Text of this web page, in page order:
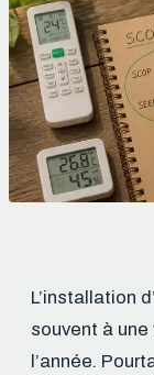
L’installation
souvent à
l’année.